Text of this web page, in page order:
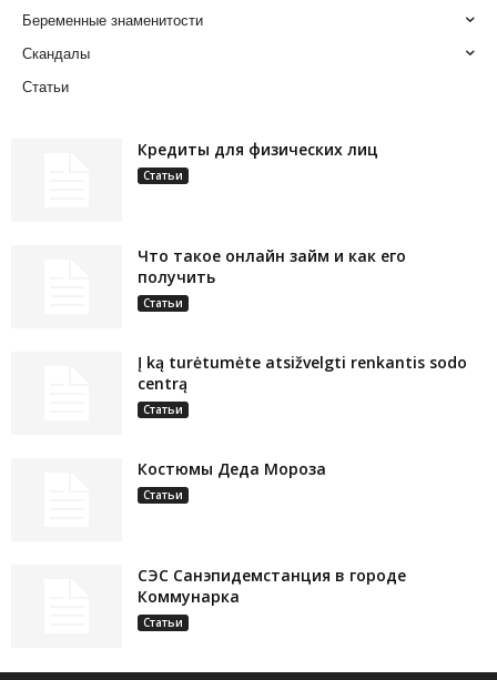
Беременные знаменитости
Скандалы
Статьи
Кредиты для физических лиц
Статьи
Что такое онлайн займ и как его
получить
Статьи
Į ką turėtumėte atsižvelgti renkantis sodo
centrą
Статьи
Костюмы Деда Мороза
Статьи
СЭС Санэпидемстанция в городе
Коммунарка
Статьи